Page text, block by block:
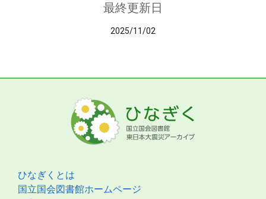
最終更新日
2025/11/02
ひなぎくとは
国立国会図書館ホームページ